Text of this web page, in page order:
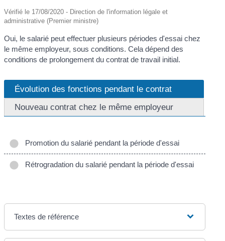
Vérifié le 17/08/2020 - Direction de l'information légale et
administrative (Premier ministre)
Oui, le salarié peut effectuer plusieurs périodes d'essai chez
le même employeur, sous conditions. Cela dépend des
conditions de prolongement du contrat de travail initial.
Évolution des fonctions pendant le contrat
Nouveau contrat chez le même employeur
Promotion du salarié pendant la période d'essai
Rétrogradation du salarié pendant la période d'essai
Textes de référence